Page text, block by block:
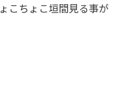
こちょこ垣間見る事が